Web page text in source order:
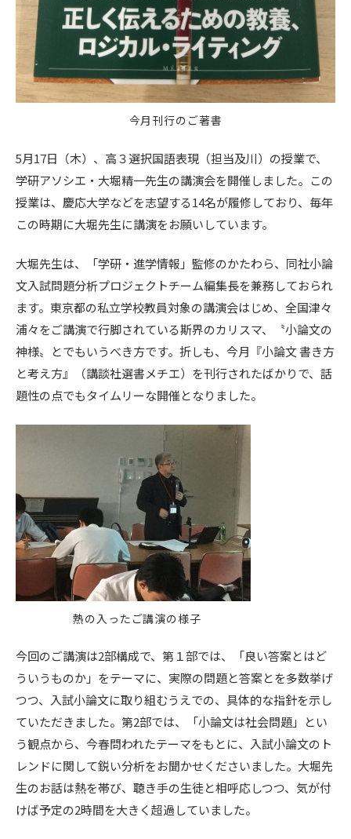
今月刊行のご著書
5月17日（木）、高３選択国語表現（担当及川）の授業で、
学研アソシエ・大堀精一先生の講演会を開催しました。この
授業は、慶応大学などを志望する14名が履修しており、毎年
この時期に大堀先生に講演をお願いしています。
大堀先生は、「学研・進学情報」監修のかたわら、同社小論
文入試問題分析プロジェクトチーム編集長を兼務しておられ
ます。東京都の私立学校教員対象の講演会はじめ、全国津々
浦々をご講演で行脚されている斯界のカリスマ、〝小論文の
神様〟とでもいうべき方です。折しも、今月『小論文 書き方
と考え方』（講談社選書メチエ）を刊行されたばかりで、話
題性の点でもタイムリーな開催となりました。
熱の入ったご講演の様子
今回のご講演は2部構成で、第１部では、「良い答案とはど
ういうものか」をテーマに、実際の問題と答案とを多数挙げ
つつ、入試小論文に取り組むうえでの、具体的な指針を示し
ていただきました。第2部では、「小論文は社会問題」とい
う観点から、今春問われたテーマをもとに、入試小論文のト
レンドに関して鋭い分析をお聞かせくださいました。大堀先
生のお話は熱を帯び、聴き手の生徒と相呼応しつつ、気が付
けば予定の2時間を大きく超過していました。